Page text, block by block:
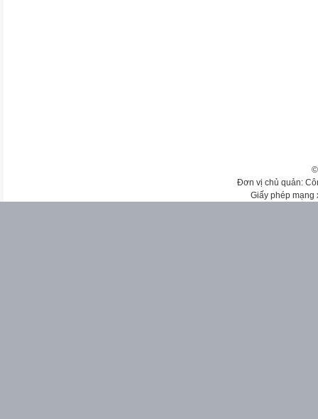
Đơn vị chủ quản:
Giấy phép mạng